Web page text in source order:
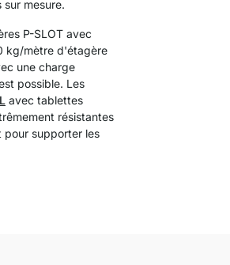
mesure.
P-SLOT avec
kg/mètre d'étagère
une charge
possible. Les
avec tablettes
résistantes
pour supporter les